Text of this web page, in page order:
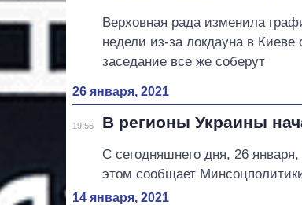
Верховная рада изменила
недели из-за локдауна в
заседание все же соберут
26 января, 2021
19:56 В регионы Украины
С сегодняшнего дня, 26
этом сообщает
14 января, 2021